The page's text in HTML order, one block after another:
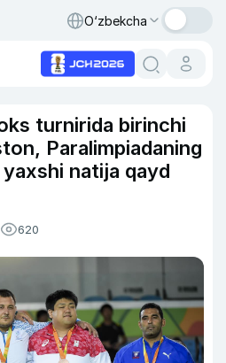
O‘zbekcha
turnirida birinchi
Paralimpiadaning
natija qayd
620